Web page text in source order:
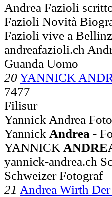
Andrea Fazioli
Fazioli Novità
Fazioli vive a
andreafazioli.ch
Guanda Uomo
20YANNICK
7477
Filisur
Yannick Andrea
Yannick Andrea -
YANNICK
yannick-andrea.ch
Schweizer Fotograf
21 Andrea Wirth Der